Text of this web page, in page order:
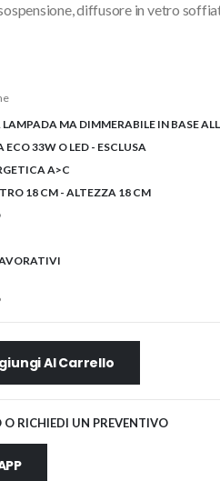
è:
diffusore in vetro
LAMPADA MA DIMMERABILE IN BASE
33W O LED - ESCLUSA
A>C
18 CM - ALTEZZA 18 CM
Al Carrello
O RICHIEDI UN PREVENTIVO